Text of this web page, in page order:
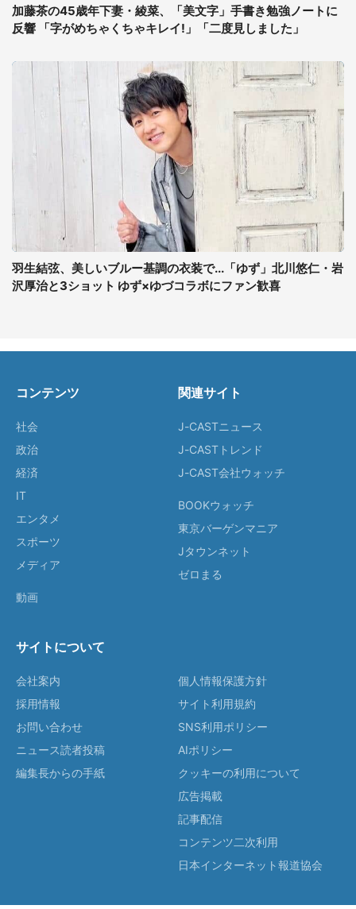
加藤茶の45歳年下妻・綾菜、「美文字」手書き勉強ノートに
反響 「字がめちゃくちゃキレイ!」「二度見しました」
羽生結弦、美しいブルー基調の衣装で...「ゆず」北川悠仁・岩
沢厚治と3ショット ゆず×ゆづコラボにファン歓喜
コンテンツ
社会
政治
経済
IT
エンタメ
スポーツ
メディア
動画
関連サイト
J-CASTニュース
J-CASTトレンド
J-CAST会社ウォッチ
BOOKウォッチ
東京バーゲンマニア
Jタウンネット
ゼロまる
サイトについて
会社案内
採用情報
お問い合わせ
ニュース読者投稿
編集長からの手紙
個人情報保護方針
サイト利用規約
SNS利用ポリシー
AIポリシー
クッキーの利用について
広告掲載
記事配信
コンテンツ二次利用
日本インターネット報道協会